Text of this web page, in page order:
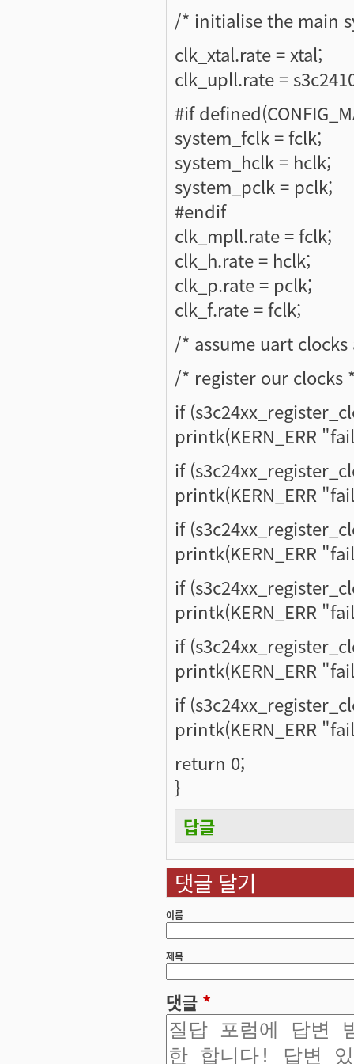
/* initialise the main
clk_xtal.rate = xtal;
clk_upll.rate =
#if
system_fclk = fclk;
system_hclk = hclk;
system_pclk = pclk;
#endif
clk_mpll.rate = fclk;
clk_h.rate = hclk;
clk_p.rate = pclk;
clk_f.rate = fclk;
/* assume uart
/* register our clocks
if
printk(KERN_ERR
if
printk(KERN_ERR
if
printk(KERN_ERR
if
printk(KERN_ERR
if
printk(KERN_ERR
if
printk(KERN_ERR
return 0;
}
답글
댓글 달기
이름
제목
댓글 *